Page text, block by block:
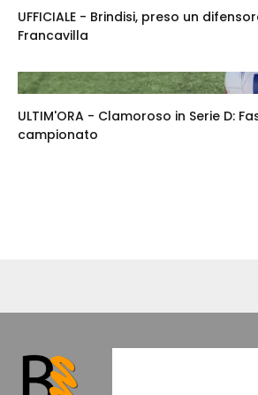
UFFICIALE - Brindisi, preso un
Francavilla
ULTIM'ORA - Clamoroso in Serie D:
campionato